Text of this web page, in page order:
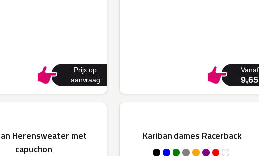
Prijs op
aanvraag
Vanaf
9,65
Herensweater met
capuchon
Kariban dames Racerback